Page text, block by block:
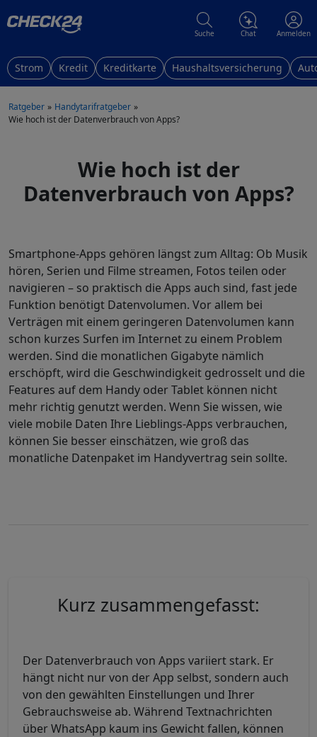
Suche Chat Anmelden
Strom Kredit Kreditkarte Haushaltsversicherung
Ratgeber
Handytarifratgeber
Wie hoch ist der Datenverbrauch von Apps?
Wie hoch ist der
Datenverbrauch von Apps?
Smartphone-Apps gehören längst zum Alltag: Ob Musik
hören, Serien und Filme streamen, Fotos teilen oder
navigieren – so praktisch die Apps auch sind, fast jede
Funktion benötigt Datenvolumen. Vor allem bei
Verträgen mit einem geringeren Datenvolumen kann
schon kurzes Surfen im Internet zu einem Problem
werden. Sind die monatlichen Gigabyte nämlich
erschöpft, wird die Geschwindigkeit gedrosselt und die
Features auf dem Handy oder Tablet können nicht
mehr richtig genutzt werden. Wenn Sie wissen, wie
viele mobile Daten Ihre Lieblings-Apps verbrauchen,
können Sie besser einschätzen, wie groß das
monatliche Datenpaket im Handyvertrag sein sollte.
Kurz zusammengefasst:
Der Datenverbrauch von Apps variiert stark. Er
hängt nicht nur von der App selbst, sondern auch
von den gewählten Einstellungen und Ihrer
Gebrauchsweise ab. Während Textnachrichten
über WhatsApp kaum ins Gewicht fallen, können